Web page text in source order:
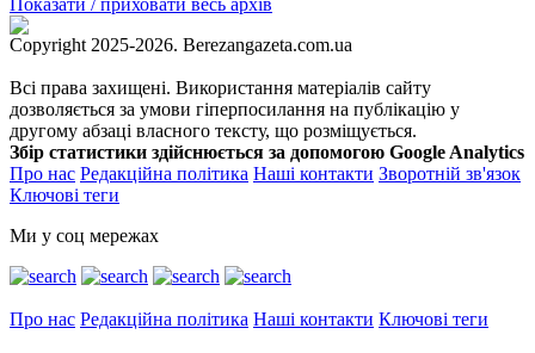
Показати / приховати весь архів
Copyright 2025-2026. Berezangazeta.com.ua
Всі права захищені. Використання матеріалів сайту
дозволяється за умови гіперпосилання на публікацію у
другому абзаці власного тексту, що розміщується.
Збір статистики здійснюється за допомогою Google Analytics
Про нас Редакційна політика Наші контакти Зворотній зв'язок
Ключові теги
Ми у соц мережах
Про нас Редакційна політика Наші контакти Ключові теги